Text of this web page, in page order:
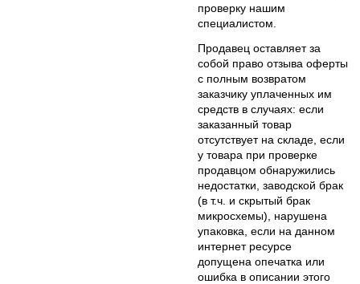
проверку нашим
специалистом.
Продавец оставляет за
собой право отзыва оферты
с полным возвратом
заказчику уплаченных им
средств в случаях: если
заказанный товар
отсутствует на складе, если
у товара при проверке
продавцом обнаружились
недостатки, заводской брак
(в т.ч. и скрытый брак
микросхемы), нарушена
упаковка, если на данном
интернет ресурсе
допущена опечатка или
ошибка в описании этого